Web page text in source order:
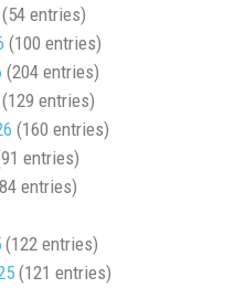
(54 entries)
(100 entries)
(204 entries)
(129 entries)
(160 entries)
entries)
entries)
(122 entries)
(121 entries)